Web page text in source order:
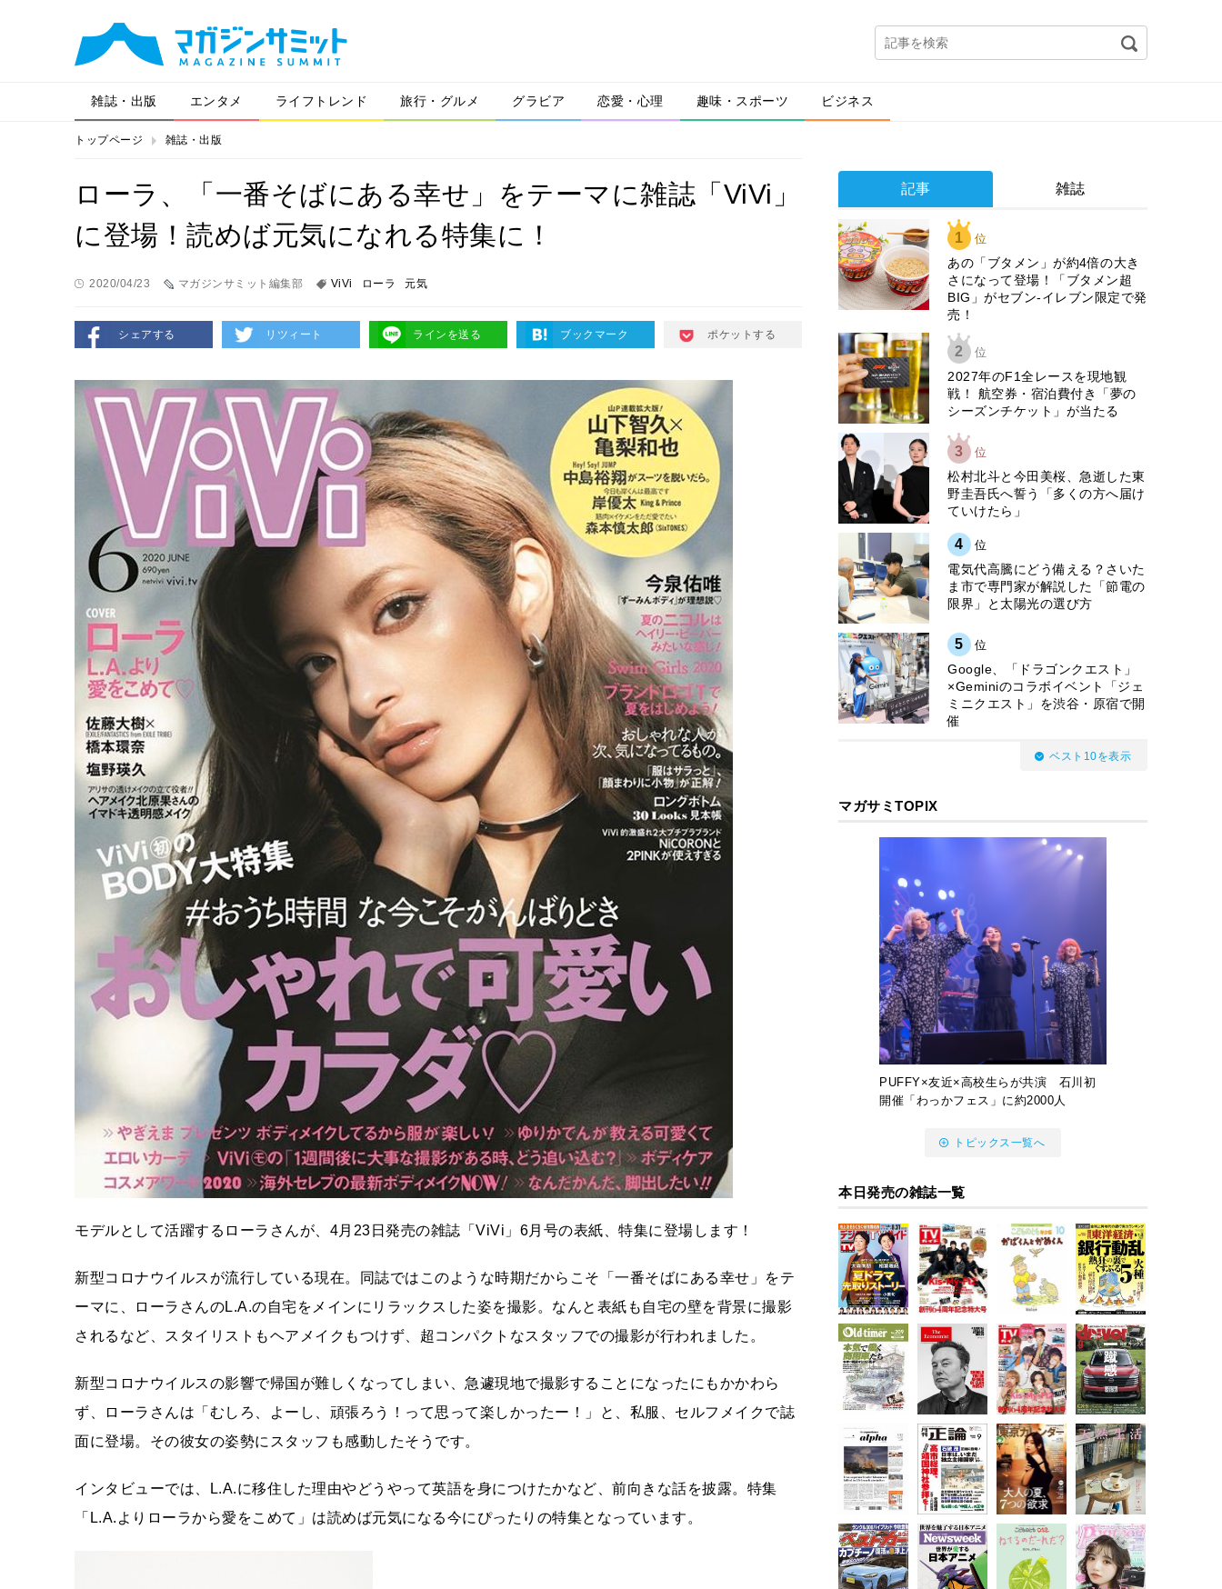
雑誌・出版 エンタメ ライフトレンド 旅行・グルメ グラビア 恋愛・心理 趣味・スポーツ ビジネス
トップページ 雑誌・出版
ローラ、「一番そばにある幸せ」をテーマに雑誌「ViVi」
に登場！読めば元気になれる特集に！
2020/04/23 マガジンサミット編集部 ViVi ローラ 元気
シェアする リツィート ラインを送る ブックマーク ポケットする
モデルとして活躍するローラさんが、4月23日発売の雑誌「ViVi」6月号の表紙、特集に登場します！
新型コロナウイルスが流行している現在。同誌ではこのような時期だからこそ「一番そばにある幸せ」をテ
ーマに、ローラさんのL.A.の自宅をメインにリラックスした姿を撮影。なんと表紙も自宅の壁を背景に撮影
されるなど、スタイリストもヘアメイクもつけず、超コンパクトなスタッフでの撮影が行われました。
新型コロナウイルスの影響で帰国が難しくなってしまい、急遽現地で撮影することになったにもかかわら
ず、ローラさんは「むしろ、よーし、頑張ろう！って思って楽しかったー！」と、私服、セルフメイクで誌
面に登場。その彼女の姿勢にスタッフも感動したそうです。
インタビューでは、L.A.に移住した理由やどうやって英語を身につけたかなど、前向きな話を披露。特集
「L.A.よりローラから愛をこめて」は読めば元気になる今にぴったりの特集となっています。
記事 雑誌
1 位
あの「ブタメン」が約4倍の大き
さになって登場！「ブタメン超
BIG」がセブン‐イレブン限定で発
売！
2 位
2027年のF1全レースを現地観
戦！ 航空券・宿泊費付き「夢の
シーズンチケット」が当たる
3 位
松村北斗と今田美桜、急逝した東
野圭吾氏へ誓う「多くの方へ届け
ていけたら」
4 位
電気代高騰にどう備える？さいた
ま市で専門家が解説した「節電の
限界」と太陽光の選び方
5 位
Google、「ドラゴンクエスト」
×Geminiのコラボイベント「ジェ
ミニクエスト」を渋谷・原宿で開
催
ベスト10を表示
マガサミTOPIX
PUFFY×友近×高校生らが共演 石川初
開催「わっかフェス」に約2000人
トピックス一覧へ
本日発売の雑誌一覧